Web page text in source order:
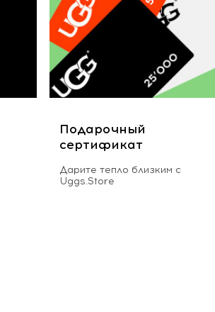
Подарочный
сертификат
Дарите тепло близким с
Uggs.Store